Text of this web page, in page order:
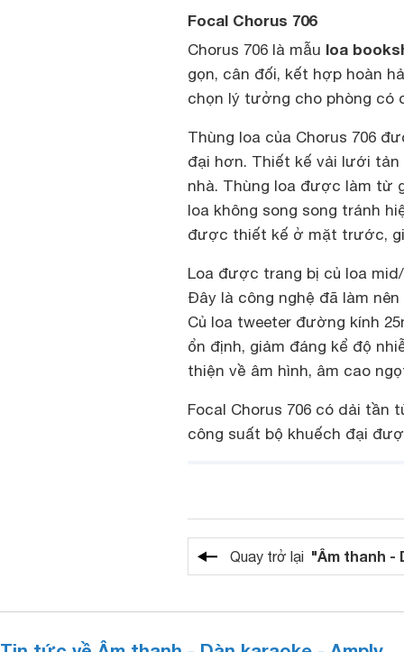
Focal Chorus 706
Chorus 706 là mẫu loa
gọn, cân đối, kết hợp hoàn
chọn lý tưởng cho phòng có
Thùng loa của Chorus 706
đại hơn. Thiết kế vải lưới
nhà. Thùng loa được làm từ
loa không song song tránh
được thiết kế ở mặt trước,
Loa được trang bị củ loa
Đây là công nghệ đã làm
Củ loa tweeter đường kính
ổn định, giảm đáng kể độ
thiện về âm hình, âm cao
Focal Chorus 706 có dải tần
công suất bộ khuếch đại
Quay trở lại "Âm thanh -